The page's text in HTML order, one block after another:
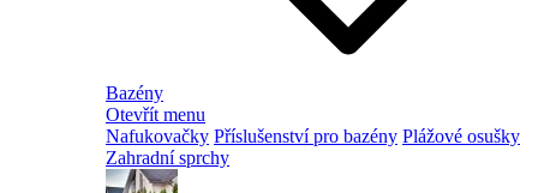
Bazény
Otevřít menu
Nafukovačky Příslušenství pro bazény Plážové osušky
Zahradní sprchy